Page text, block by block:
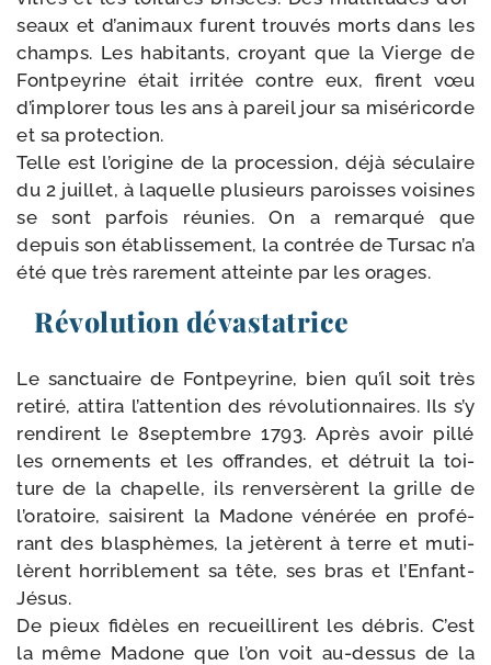
seaux et d’a­ni­maux furent trou­vés morts dans les
champs. Les habi­tants, croyant que la Vierge de
Fontpeyrine était irri­tée contre eux, firent vœu
d’im­plo­rer tous les ans à pareil jour sa misé­ri­corde
et sa protection.
Telle est l’o­ri­gine de la pro­ces­sion, déjà sécu­laire
du 2 juillet, à laquelle plu­sieurs paroisses voi­sines
se sont par­fois réunies. On a remar­qué que
depuis son éta­blis­se­ment, la contrée de Tursac n’a
été que très rare­ment atteinte par les orages.
Révolution dévastatrice
Le sanc­tuaire de Fontpeyrine, bien qu’il soit très
reti­ré, atti­ra l’at­ten­tion des révo­lu­tion­naires. Ils s’y
ren­dirent le 8septembre 1793. Après avoir pillé
les orne­ments et les offrandes, et détruit la toi­
ture de la cha­pelle, ils ren­ver­sèrent la grille de
l’o­ra­toire, sai­sirent la Madone véné­rée en pro­fé­
rant des blas­phèmes, la jetèrent à terre et muti­
lèrent hor­ri­ble­ment sa tête, ses bras et l’Enfant-
Jésus.
De pieux fidèles en recueillirent les débris. C’est
la même Madone que l’on voit au-​dessus de la